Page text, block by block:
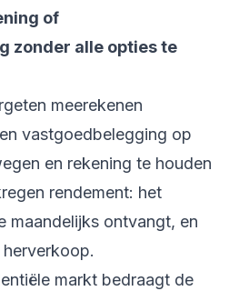
of
zonder alle opties te
meerekenen
vastgoedbelegging op
en rekening te houden
rendement: het
maandelijks ontvangt, en
markt bedraagt de